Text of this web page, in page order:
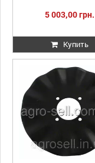
5 003,00 грн.
Купить